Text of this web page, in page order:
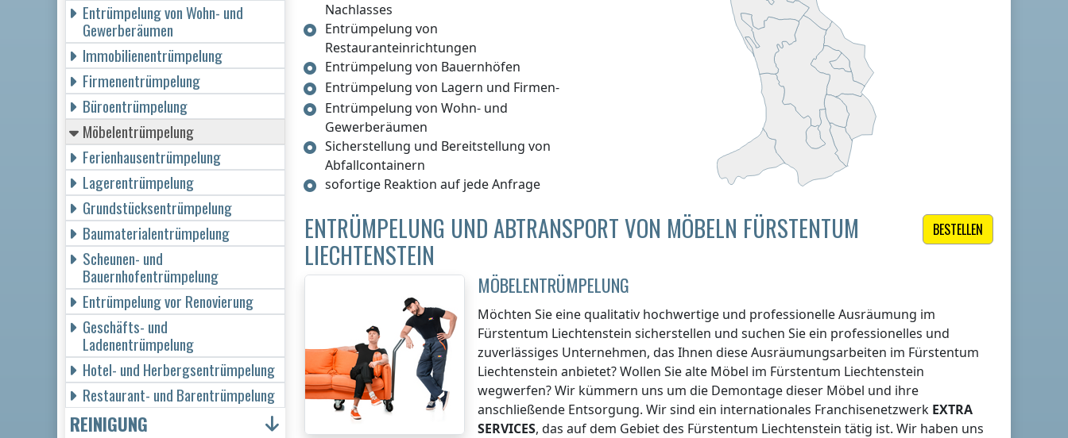
Nachlasses
Entrümpelung von
Restauranteinrichtungen
Entrümpelung von Bauernhöfen
Entrümpelung von Lagern und Firmen-
Entrümpelung von Wohn- und
Gewerberäumen
Sicherstellung und Bereitstellung von
Abfallcontainern
sofortige Reaktion auf jede Anfrage
BESTELLEN
ENTRÜMPELUNG UND ABTRANSPORT VON MÖBELN FÜRSTENTUM
LIECHTENSTEIN
MÖBELENTRÜMPELUNG
Möchten Sie eine qualitativ hochwertige und professionelle Ausräumung im
Fürstentum Liechtenstein sicherstellen und suchen Sie ein professionelles und
zuverlässiges Unternehmen, das Ihnen diese Ausräumungsarbeiten im Fürstentum
Liechtenstein anbietet? Wollen Sie alte Möbel im Fürstentum Liechtenstein
wegwerfen? Wir kümmern uns um die Demontage dieser Möbel und ihre
anschließende Entsorgung. Wir sind ein internationales Franchisenetzwerk EXTRA
SERVICES, das auf dem Gebietdes Fürstentum Liechtenstein tätig ist. Wir haben uns
Entrümpelung von Wohn- und
Gewerberäumen
Immobilienentrümpelung
Firmenentrümpelung
Büroentrümpelung
Möbelentrümpelung
Ferienhausentrümpelung
Lagerentrümpelung
Grundstücksentrümpelung
Baumaterialentrümpelung
Scheunen- und
Bauernhofentrümpelung
Entrümpelung vor Renovierung
Geschäfts- und
Ladenentrümpelung
Hotel- und Herbergsentrümpelung
Restaurant- und Barentrümpelung
REINIGUNG